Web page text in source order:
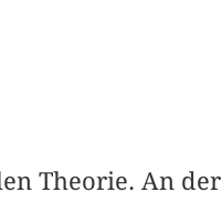
Theorie. An der